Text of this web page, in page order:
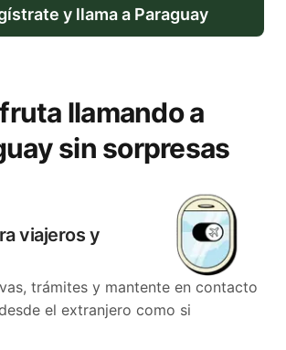
y llama a Paraguay
llamando a
sin sorpresas
viajeros y
trámites y mantente en contacto
el extranjero como si